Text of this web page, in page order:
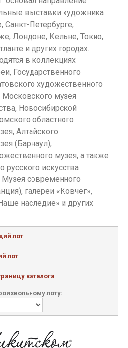
выставки художника
Санкт-Петербурге,
Лондоне, Кельне, Токио,
и других городах.
в коллекциях
Государственного
художественного
музея
Новосибирской
областного
Алтайского
(Барнаул),
музея, а также
русского искусства
современного
галереи «Ковчег»,
наследие» и других
лот
лот
каталога
лоту: